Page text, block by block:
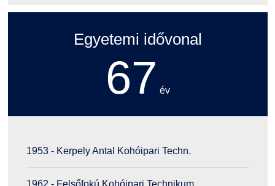
Egyetemi idővonal
67 év
1953 - Kerpely Antal Kohóipari Techn.
1962 - Felsőfokú Kohóipari Technikum